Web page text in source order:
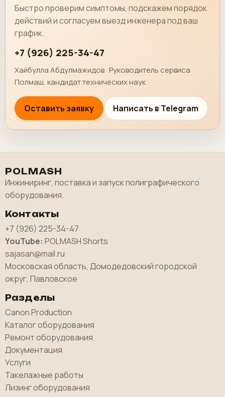
Быстро проверим симптомы, подскажем порядок
действий и согласуем выезд инженера под ваш
график.
+7 (926) 225-34-47
Хайбулла Абдулмажидов · Руководитель сервиса
Полмаш, кандидат технических наук
Оставить заявку Написать в Telegram
POLMASH
Инжиниринг, поставка и запуск полиграфического
оборудования.
Контакты
+7 (926) 225-34-47
YouTube: POLMASH Shorts
sajasan@mail.ru
Московская область, Домодедовский городской
округ, Павловское
Разделы
Canon Production
Каталог оборудования
Ремонт оборудования
Документация
Услуги
Такелажные работы
Лизинг оборудования